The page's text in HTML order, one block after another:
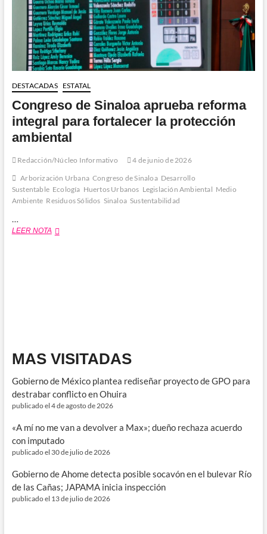
DESTACADAS ESTATAL
Congreso de Sinaloa aprueba reforma
integral para fortalecer la protección
ambiental
Redacción/Núcleo Informativo
4 de junio de 2026
Arborización Urbana Congreso de Sinaloa Desarrollo
Sustentable Ecología Huertos Urbanos Legislación Ambiental Medio
Ambiente Residuos Sólidos Sinaloa Sustentabilidad
…
LEER NOTACongreso
MAS VISITADAS
Gobierno de México plantea rediseñar proyecto de GPO para
destrabar conflicto en Ohuira
publicado el 4 de agosto de 2026
«A mí no me van a devolver a Max»; dueño rechaza acuerdo
con imputado
publicado el 30 de julio de 2026
Gobierno de Ahome detecta posible socavón en el bulevar Río
de las Cañas; JAPAMA inicia inspección
publicado el 13 de julio de 2026